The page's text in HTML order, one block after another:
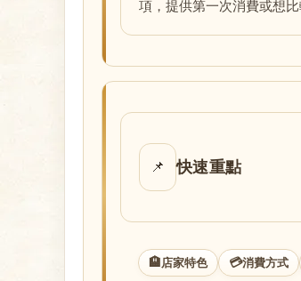
項，提供第一次消費或想比
📌 快速重點
🏨店家特色 💳消費方式